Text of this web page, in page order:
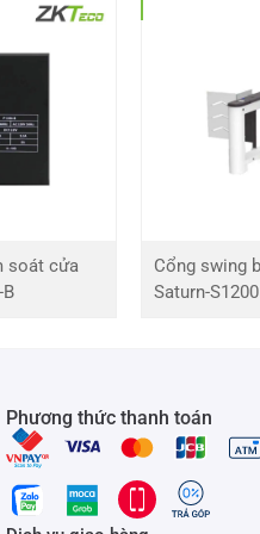
soát cửa
Cổng swing
Saturn-
Phương thức thanh toán